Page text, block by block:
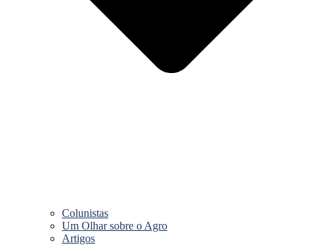
Colunistas
Um Olhar sobre o Agro
Artigos